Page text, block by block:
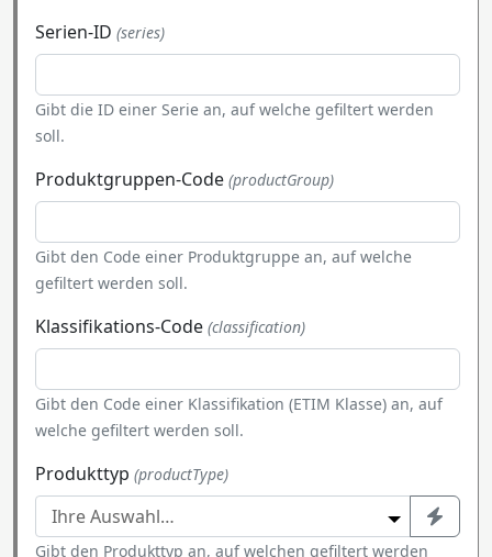
Serien-ID (series)
Gibt die ID einer Serie an, auf welche gefiltert werden
soll.
Produktgruppen-Code (productGroup)
Gibt den Code einer Produktgruppe an, auf welche
gefiltert werden soll.
Klassifikations-Code (classification)
Gibt den Code einer Klassifikation (ETIM Klasse) an, auf
welche gefiltert werden soll.
Produkttyp (productType)
Gibt den Produkttyp an, auf welchen gefiltert werden